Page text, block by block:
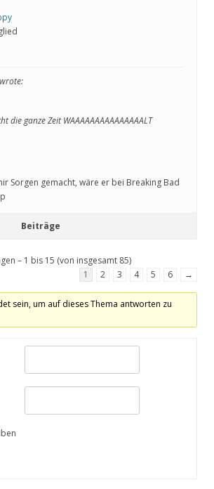
die ganze Zeit WAAAAAAAAAAAAAAALT
Sorgen gemacht, wäre er bei Breaking Bad
Beiträge
– 1 bis 15 (von insgesamt 85)
1
2 3 4 5 6 →
sein, um auf dieses Thema antworten zu